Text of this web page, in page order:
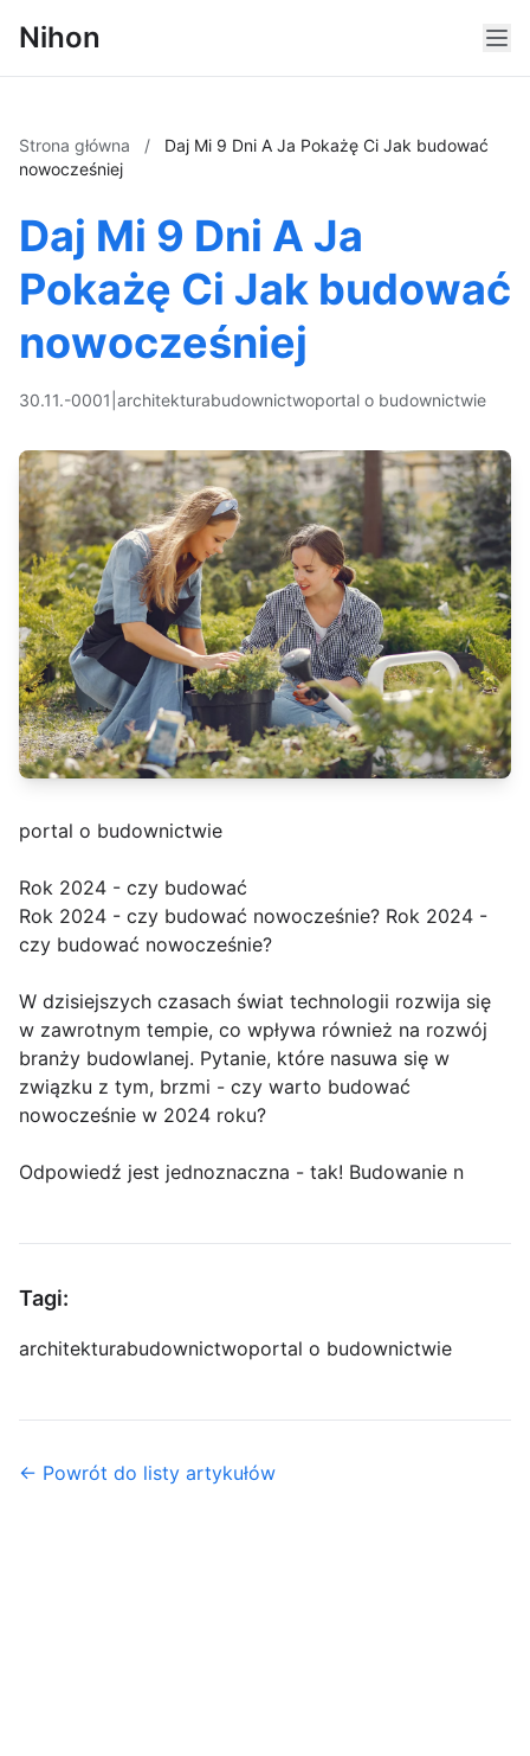
Nihon
Strona główna /
Daj Mi 9 Dni A Ja Pokażę Ci Jak budować
nowocześniej
Daj Mi 9 Dni A Ja
Pokażę Ci Jak budować
nowocześniej
30.11.-0001 architekturabudownictwoportal o budownictwie
portal o budownictwie
Rok 2024 - czy budować
Rok 2024 - czy budować nowocześnie? Rok 2024 -
czy budować nowocześnie?
W dzisiejszych czasach świat technologii rozwija się
w zawrotnym tempie, co wpływa również na rozwój
branży budowlanej. Pytanie, które nasuwa się w
związku z tym, brzmi - czy warto budować
nowocześnie w 2024 roku?
Odpowiedź jest jednoznaczna - tak! Budowanie n
Tagi:
architekturabudownictwoportal o budownictwie
← Powrót do listy artykułów